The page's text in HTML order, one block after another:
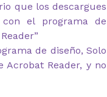
que los descargues
el programa de
de diseño, Solo
Reader, y no